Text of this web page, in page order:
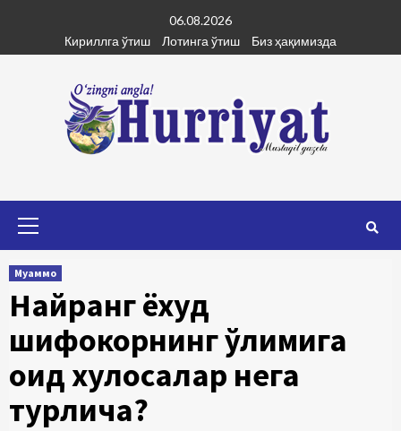
content
06.08.2026
Кириллга ўтиш
Лотинга ўтиш Биз ҳақимизда
Муаммо
Найранг ёхуд
шифокорнинг ўлимига
оид хулосалар нега
турлича?